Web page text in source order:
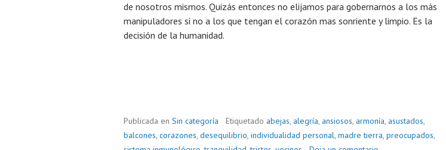
de nosotros mismos. Quizás entonces no elijamos para gobernarnos a los más
manipuladores si no a los que tengan el corazón mas sonriente y limpio. Es la
decisión de la humanidad.
Publicada en Sin categoría Etiquetado abejas, alegría, ansiosos, armonía, asustados,
balcones, corazones, desequilibrio, individualidad personal, madre tierra, preocupados,